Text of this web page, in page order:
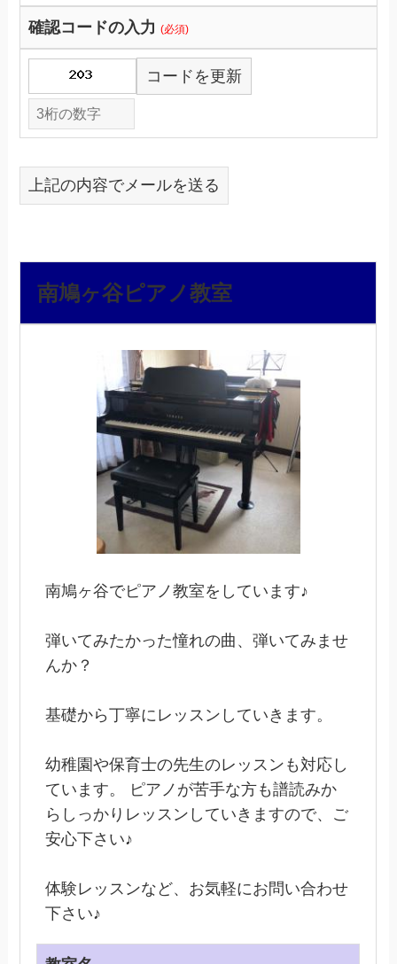
確認コードの入力(必須)
コードを更新
上記の内容でメールを送る
南鳩ヶ谷ピアノ教室
南鳩ヶ谷でピアノ教室をしています♪
弾いてみたかった憧れの曲、弾いてみませ
んか？
基礎から丁寧にレッスンしていきます。
幼稚園や保育士の先生のレッスンも対応し
ています。 ピアノが苦手な方も譜読みか
らしっかりレッスンしていきますので、ご
安心下さい♪
体験レッスンなど、お気軽にお問い合わせ
下さい♪